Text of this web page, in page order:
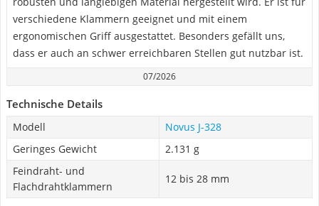
verschiedene Klammern geeignet und mit einem
ergonomischen Griff ausgestattet. Besonders gefällt uns,
dass er auch an schwer erreichbaren Stellen gut nutzbar ist.
07/2026
Technische Details
Modell
Novus J-328
Geringes Gewicht
2.131 g
Feindraht- und
Flachdrahtklammern
12 bis 28 mm